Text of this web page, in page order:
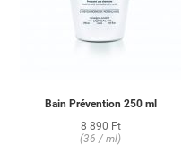
Bain Prévention 250 ml
8 890 Ft
(36 / ml)